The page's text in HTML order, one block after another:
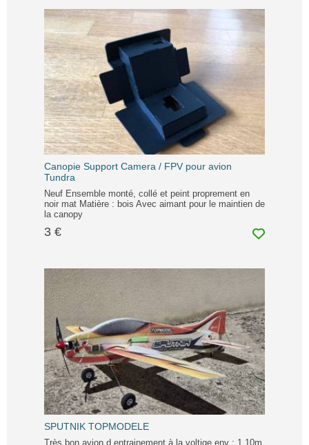
Canopie Support Camera / FPV pour avion
Tundra
Neuf Ensemble monté, collé et peint proprement en
noir mat Matière : bois Avec aimant pour le maintien de
la canopy
3 €
SPUTNIK TOPMODELE
Très bon avion d entrainement à la voltige env : 1.10m